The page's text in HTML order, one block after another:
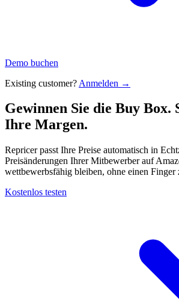
Demo buchen
Existing customer? Anmelden →
Gewinnen Sie die Buy Box.
Ihre Margen.
Repricer passt Ihre Preise automatisch in
Preisänderungen Ihrer Mitbewerber auf
wettbewerbsfähig bleiben, ohne einen Finger
Kostenlos testen